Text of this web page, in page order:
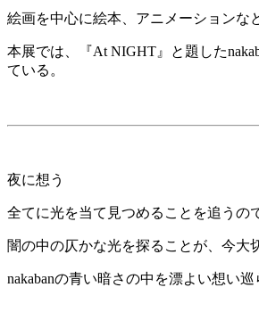
絵画を中心に絵本、アニメーションな
本展では、『At NIGHT』と題した
ている。
夜に想う
全てに光を当て見つめることを追うの
闇の中の仄かな光を探ることが、今大
nakabanの青い暗さの中を漂よい想い